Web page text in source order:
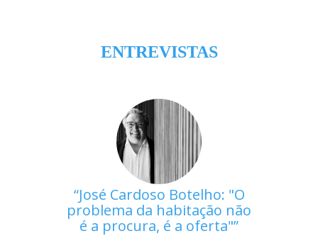
ENTREVISTAS
José Cardoso Botelho: "O
problema da habitação não
é a procura, é a oferta"